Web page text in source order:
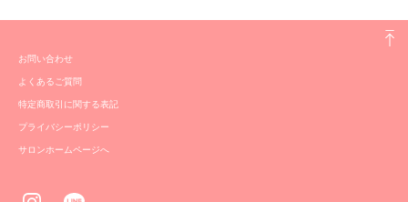
お問い合わせ
よくあるご質問
特定商取引に関する表記
プライバシーポリシー
サロンホームページへ